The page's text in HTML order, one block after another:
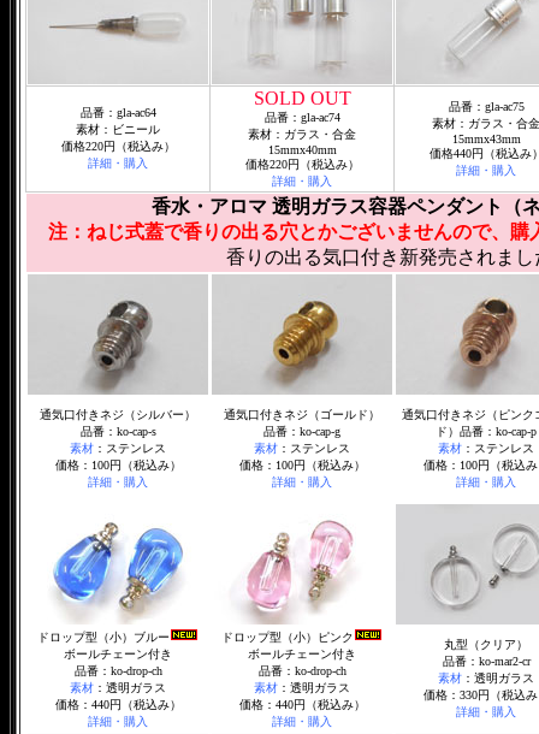
品番：gla-ac64
素材：ビニール
価格220円（税込み）
詳細・購入
SOLD OUT
品番：gla-ac74
素材：ガラス・合金
15mmx40mm
価格220円（税込み）
詳細・購入
品番：gla-ac75
素材：ガラス・合金
15mmx43mm
価格440円（税込み
詳細・購入
香水・アロマ 透明ガラス容器ペンダント（
注：ねじ式蓋で香りの出る穴とかございませんので、購
香りの出る気口付き新発売されまし
通気口付きネジ（シルバー）
品番：ko-cap-s
素材 ：ステンレス
価格：100円（税込み）
詳細・購入
通気口付きネジ（ゴールド）
品番：ko-cap-g
素材 ：ステンレス
価格：100円（税込み）
詳細・購入
通気口付きネジ（ピンク
ド）品番：ko-cap-p
素材 ：ステンレス
価格：100円（税込
詳細・購入
ドロップ型（小）ブルー
ボールチェーン付き
品番：ko-drop-ch
素材 ：透明ガラス
価格：440円（税込み）
詳細・購入
ドロップ型（小）ピンク
ボールチェーン付き
品番：ko-drop-ch
素材 ：透明ガラス
価格：440円（税込み）
詳細・購入
丸型（クリア）
品番：ko-mar2-cr
素材 ：透明ガラス
価格：330円（税込
詳細・購入